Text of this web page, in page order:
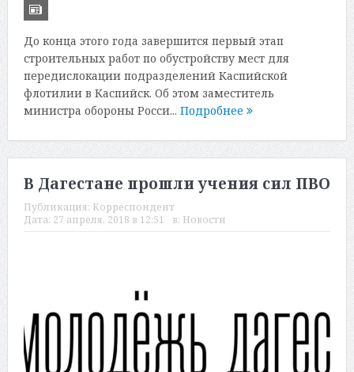
До конца этого года завершится первый этап
строительных работ по обустройству мест для
передислокации подразделений Каспийской
флотилии в Каспийск. Об этом заместитель
министра обороны Росси... Подробнее
В Дагестане прошли учения сил ПВО
Публикация: Корреспондент
Дата: 27 апреля, 2018 в 12:51 в: Новости